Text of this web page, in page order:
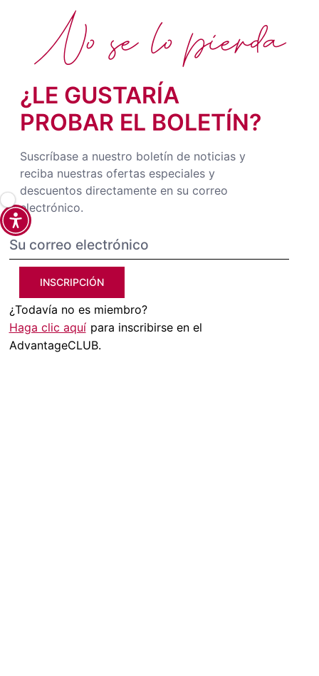
¿LE GUSTARÍA
PROBAR EL BOLETÍN?
Suscríbase a nuestro boletín de noticias y
reciba nuestras ofertas especiales y
descuentos directamente en su correo
electrónico.
INSCRIPCIÓN
¿Todavía no es miembro?
Haga clic aquí para inscribirse en el
AdvantageCLUB.
No se lo pierda